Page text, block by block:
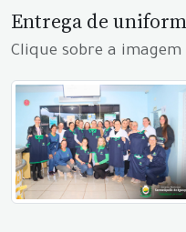
Entrega de
Clique sobre a